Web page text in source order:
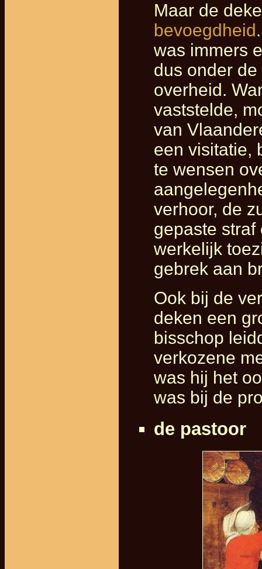
Maar de
bevoegdheid
was immers
dus onder
overheid.
vaststelde,
van
een visitatie,
te wensen
verhoor, de
gepaste
werkelijk
gebrek aan
Ook bij de
deken een
bisschop
verkozene
was hij het
was bij de
de pastoor